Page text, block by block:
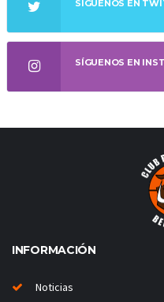
SÍGUENOS EN
SÍGUENOS EN
INFORMACIÓN
Noticias